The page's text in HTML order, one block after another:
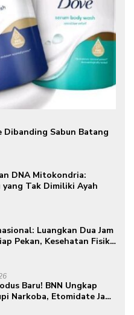
Dibanding Sabun Batang
DNA Mitokondria:
yang Tak Dimiliki Ayah
Luangkan Dua Jam
Pekan, Kesehatan Fisik
Baru! BNN Ungkap
Narkoba, Etomidate Jadi